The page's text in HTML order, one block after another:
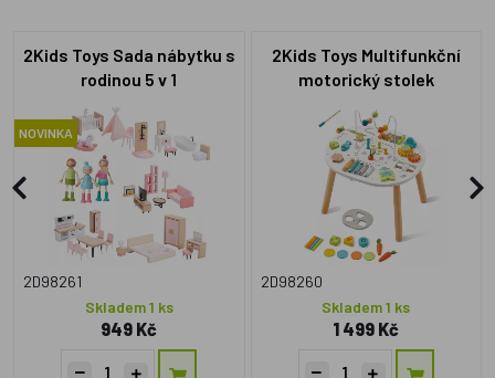
2Kids Toys Sada nábytku s
rodinou 5 v 1
NOVINKA
2D98261
Skladem 1 ks
949 Kč
2Kids Toys Multifunkční
motorický stolek
2D98260
Skladem 1 ks
1 499 Kč